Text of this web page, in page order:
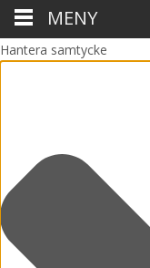
Hantera samtycke
MENY